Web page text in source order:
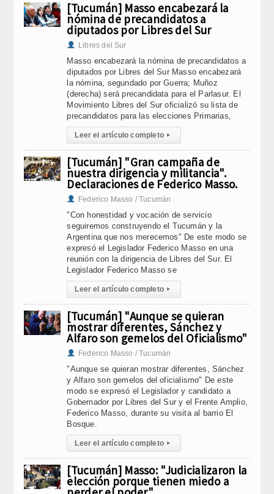
[Tucumán] Masso encabezará la
nómina de precandidatos a
diputados por Libres del Sur
Libres del Sur
Masso encabezará la nómina de precandidatos a
diputados por Libres del Sur Masso encabezará
la nómina, segundado por Guerra; Muñoz
(derecha) será precandidata para el Parlasur. El
Movimiento Libres del Sur oficializó su lista de
precandidatos para las elecciones Primarias,
Leer el artículo completo ▸
[Tucumán] "Gran campaña de
nuestra dirigencia y militancia".
Declaraciones de Federico Masso.
Federico Masso / Tucumán
"Con honestidad y vocación de servicio
seguiremos construyendo el Tucumán y la
Argentina que nos merecemos" De este modo se
expresó el Legislador Federico Masso en una
reunión con la dirigencia de Libres del Sur. El
Legislador Federico Masso se
Leer el artículo completo ▸
[Tucumán] "Aunque se quieran
mostrar diferentes, Sánchez y
Alfaro son gemelos del Oficialismo"
Federico Masso / Tucumán
"Aunque se quieran mostrar diferentes, Sánchez
y Alfaro son gemelos del oficialismo" De este
modo se expresó el Legislador y candidato a
Gobernador por Libres del Sur y el Frente Amplio,
Federico Masso, durante su visita al barrio El
Bosque.
Leer el artículo completo ▸
[Tucumán] Masso: "Judicializaron la
elección porque tienen miedo a